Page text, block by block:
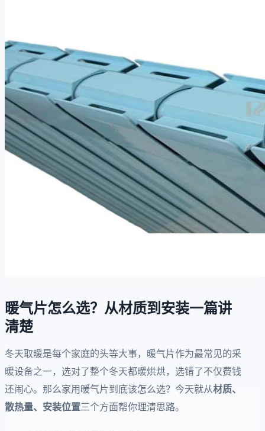
暖气片怎么选？从材质到安装一篇讲
清楚
冬天取暖是每个家庭的头等大事，暖气片作为最常见的采
暖设备之一，选对了整个冬天都暖烘烘，选错了不仅费钱
还闹心。那么家用暖气片到底该怎么选？今天就从材质、
散热量、安装位置三个方面帮你理清思路。